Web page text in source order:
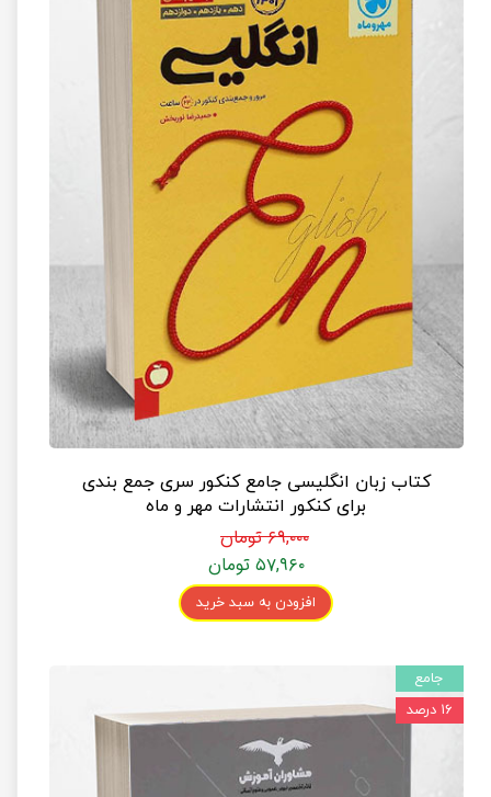
کتاب زبان انگلیسی جامع کنکور سری جمع بندی
برای کنکور انتشارات مهر و ماه
۶۹,۰۰۰ تومان
۵۷,۹۶۰ تومان
افزودن به سبد خرید
جامع
۱۶ درصد